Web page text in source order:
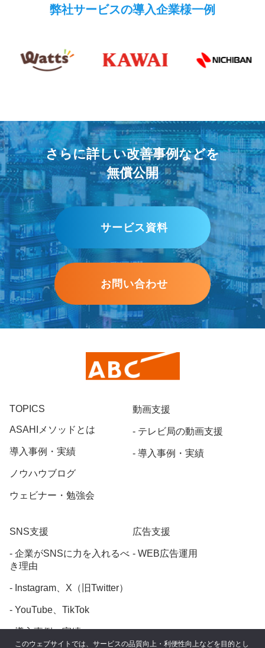
弊社サービスの導入企業様一例
さらに詳しい改善事例などを
無償公開
サービス資料
お問い合わせ
TOPICS
ASAHIメソッドとは
導入事例・実績
ノウハウブログ
ウェビナー・勉強会
SNS支援
企業がSNSに力を入れるべ
き理由
Instagram、X（旧Twitter）
YouTube、TikTok
導入事例・実績
動画支援
テレビ局の動画支援
導入事例・実績
広告支援
WEB広告運用
このウェブサイトでは、サービスの品質向上・利便性向上などを目的とし